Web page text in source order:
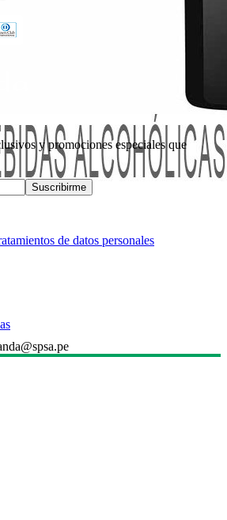
y promociones especiales que
Suscribirme
de datos personales